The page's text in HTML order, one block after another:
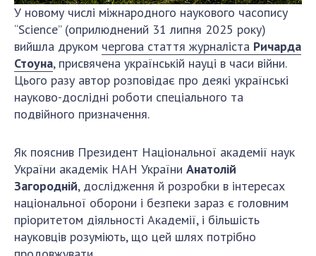
Наукові центри МОН та НАН України
Громадські організації
ДІЯЛЬНІСТЬ
Засідання Президії НАН України
Сесії Загальних зборів НАН України
Річні звіти НАН України
Річні фінансові звіти НАН України
Наукові публікації та видавнича діяльність
Охорона прав інтелектуальної власності та
У новому числі міжнародного наукового часопису
“Science” (оприлюднений 31 липня 2025 року)
вийшла друком чергова стаття журналіста Ричарда
Стоуна, присвячена українській науці в часи війни.
Цього разу автор розповідає про деякі українські
науково-дослідні роботи спеціального та
подвійного призначення.
Як пояснив Президент Національної академії наук
України академік НАН України Анатолій
Загородній, дослідження й розробки в інтересах
національної оборони і безпеки зараз є головним
пріоритетом діяльності Академії, і більшість
науковців розуміють, що цей шлях потрібно